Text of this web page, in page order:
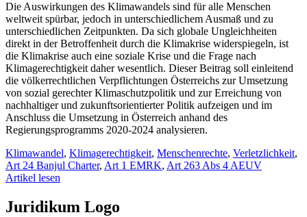
Die Auswirkungen des Klimawandels sind für alle Menschen
weltweit spürbar, jedoch in unterschiedlichem Ausmaß und zu
unterschiedlichen Zeitpunkten. Da sich globale Ungleichheiten
direkt in der Betroffenheit durch die Klimakrise widerspiegeln, ist
die Klimakrise auch eine soziale Krise und die Frage nach
Klimagerechtigkeit daher wesentlich. Dieser Beitrag soll einleitend
die völkerrechtlichen Verpflichtungen Österreichs zur Umsetzung
von sozial gerechter Klimaschutzpolitik und zur Erreichung von
nachhaltiger und zukunftsorientierter Politik aufzeigen und im
Anschluss die Umsetzung in Österreich anhand des
Regierungsprogramms 2020-2024 analysieren.
Klimawandel, Klimagerechtigkeit, Menschenrechte, Verletzlichkeit,
Art 24 Banjul Charter, Art 1 EMRK, Art 263 Abs 4 AEUV
Artikel lesen
Juridikum Logo